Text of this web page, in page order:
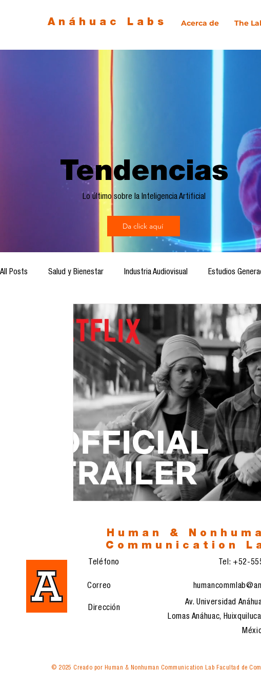
Anáhuac Labs Acerca de The
Tendencias
Lo último sobre la Inteligencia Artificial
Da click aquí
All Posts Salud y Bienestar Industria Audiovisual Estudios
Inteligencia Artificial Cultura Digital Comunicación y Sociedad
Investigación H&NhCL CICA/
Casos de estudio Novedades Podcast Video
Análisis de tendencias
Human &
Communication
Teléfono
Tel: +52-
Av. Universidad
Lomas Anáhuac,
Correo
Dirección
© 2025 Creado por Human & Nonhuman Communication Lab Facultad de